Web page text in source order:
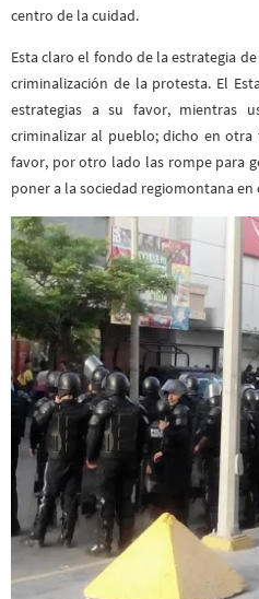
centro de la cuidad.
Esta claro el fondo de la estrategia
criminalización de la protesta. El
estrategias a su favor, mientras
criminalizar al pueblo; dicho en
favor, por otro lado las rompe para
poner a la sociedad regiomontana